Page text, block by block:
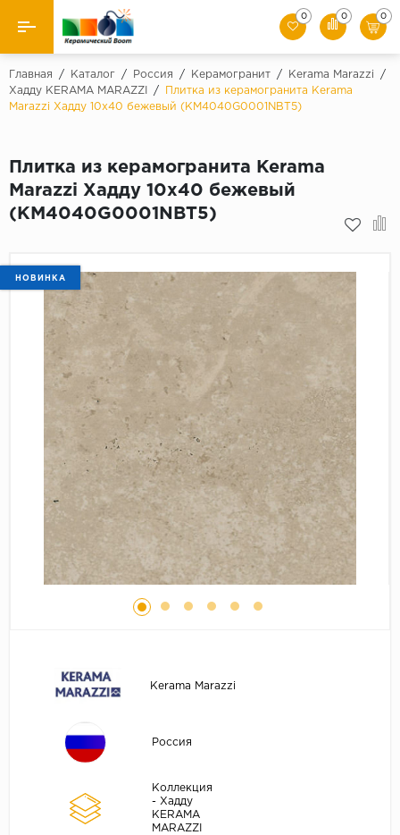
Назад
Производители
Керамогранит
Искусственный камень
0 0 0
Главная / Каталог / Россия / Керамогранит / Kerama Marazzi
/
Хадду KЕRАМА МАRАZZI
/
Плитка из керамогранита Kerama
Marazzi Хадду 10х40 бежевый (KM4040G0001NBT5)
Плитка из керамогранита Kerama
Marazzi Хадду 10х40 бежевый
(KM4040G0001NBT5)
НОВИНКА
Kerama Marazzi
Россия
Коллекция
- Хадду
KЕRАМА
МАRАZZI